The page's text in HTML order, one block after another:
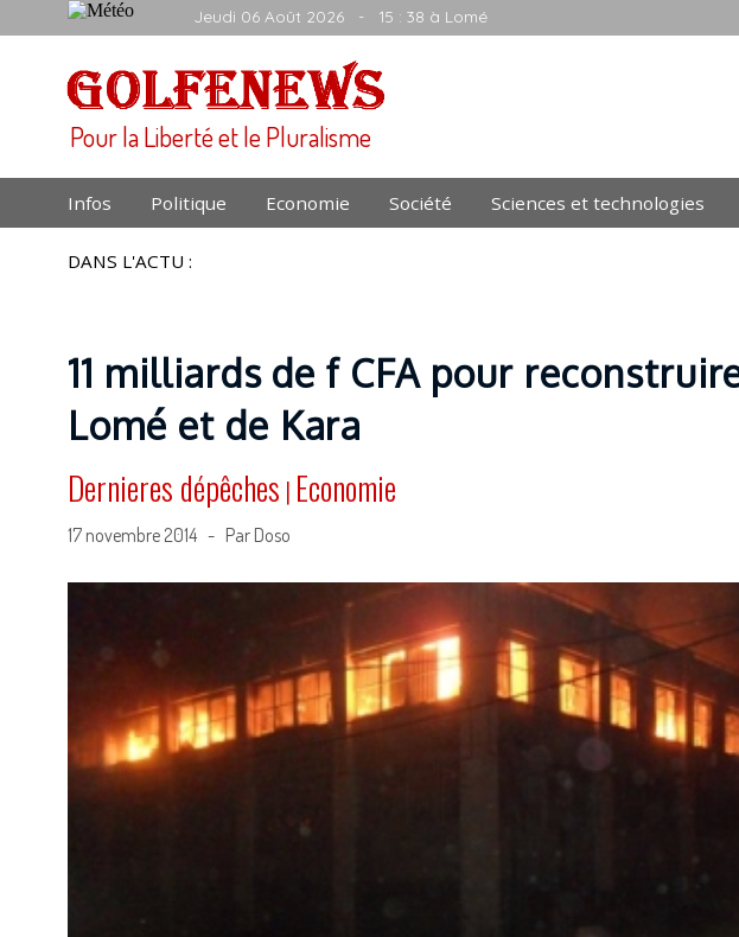
Jeudi 06 Août 2026 - 15 : 38 à Lomé
Pour la Liberté et le Pluralisme
Infos Politique Economie Société Sciences et technologies
DANS L'ACTU :
11 milliards de f CFA pour
Lomé et de Kara
Dernieres dépêches | Economie
17 novembre 2014 - Par Doso